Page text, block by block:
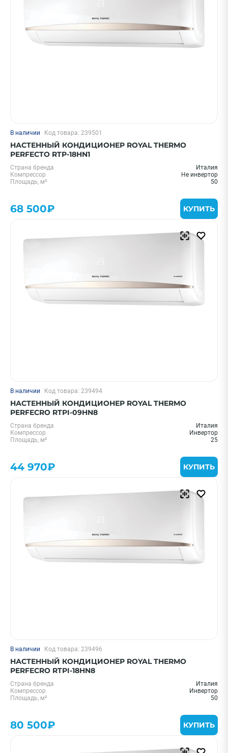
Ballu
Royal Clima
Италия
Россия
Корея
Показать еще
В наличии Код товара: 239501
НАСТЕННЫЙ КОНДИЦИОНЕР ROYAL THERMO
PERFECTO RTP-18HN1
Страна бренда
Италия
Компрессор
Не инвертор
Площадь, м²
50
68 500₽ КУПИТЬ
В наличии Код товара: 239494
НАСТЕННЫЙ КОНДИЦИОНЕР ROYAL THERMO
PERFECRO RTPI-09HN8
Страна бренда
Италия
Компрессор
Инвертор
Площадь, м²
25
44 970₽ КУПИТЬ
В наличии Код товара: 239496
НАСТЕННЫЙ КОНДИЦИОНЕР ROYAL THERMO
PERFECRO RTPI-18HN8
Страна бренда
Италия
Компрессор
Инвертор
Площадь, м²
50
80 500₽ КУПИТЬ